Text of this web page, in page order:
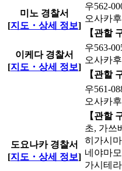
미노 경찰서
[지도・상세 정보]
우562-
오사카
【관할
이케다 경찰서
[지도・상세 정보]
우563-
오사카
【관할
도요나카 경찰서
[지도・상세 정보]
우561-
오사카
【관할
초, 가쓰
히가시
네야마
가시테